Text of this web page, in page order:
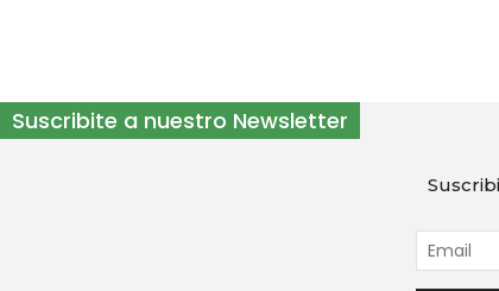
Suscribite a nuestro Newsletter